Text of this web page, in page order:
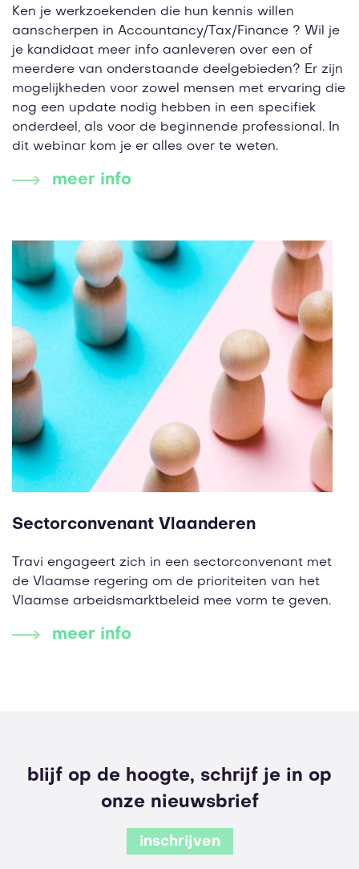
Ken je werkzoekenden die hun kennis willen
aanscherpen in Accountancy/Tax/Finance ? Wil je
je kandidaat meer info aanleveren over een of
meerdere van onderstaande deelgebieden? Er zijn
mogelijkheden voor zowel mensen met ervaring die
nog een update nodig hebben in een specifiek
onderdeel, als voor de beginnende professional. In
dit webinar kom je er alles over te weten.
meer info
Sectorconvenant Vlaanderen
Travi engageert zich in een sectorconvenant met
de Vlaamse regering om de prioriteiten van het
Vlaamse arbeidsmarktbeleid mee vorm te geven.
meer info
blijf op de hoogte, schrijf je in op
onze nieuwsbrief
inschrijven